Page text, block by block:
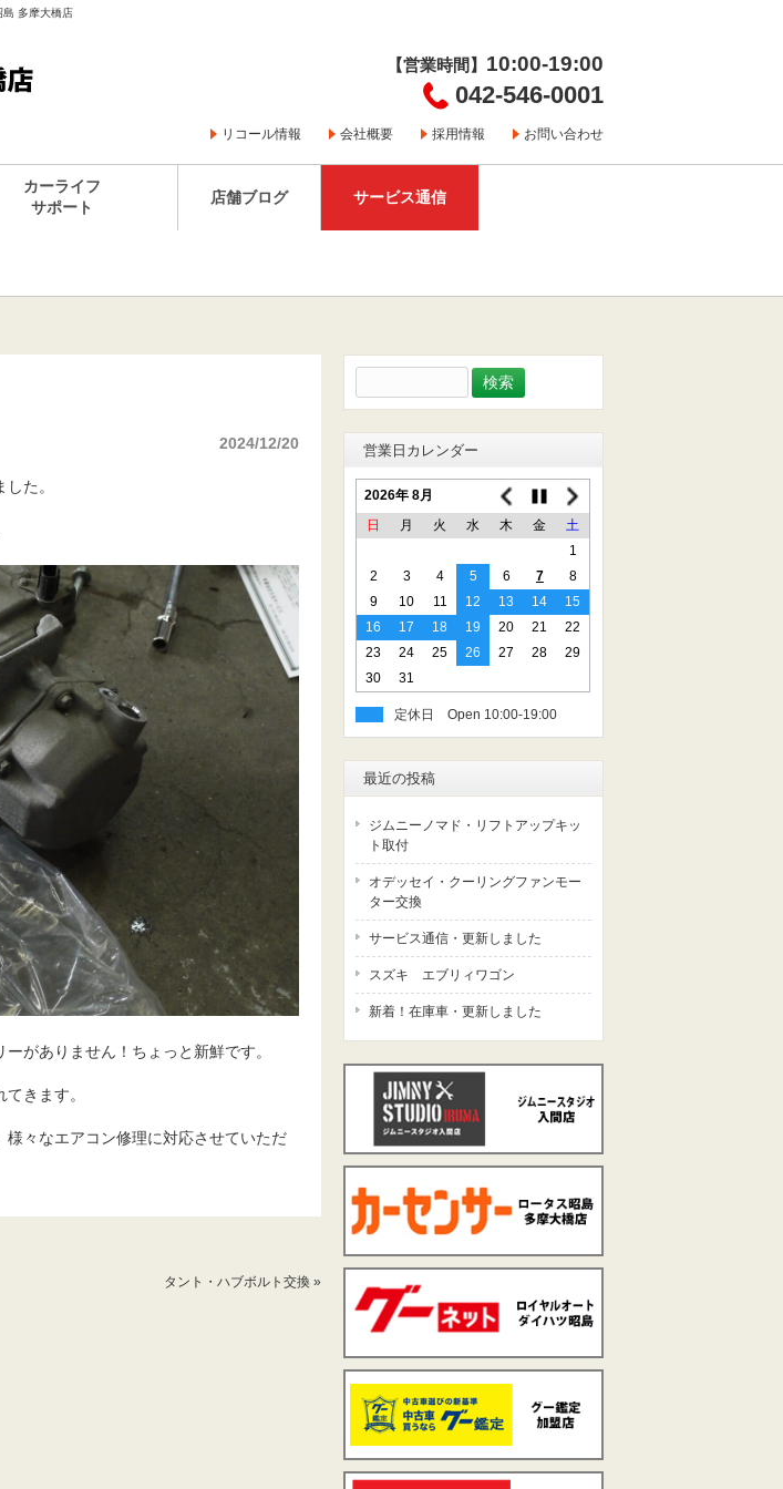
多摩大橋店
【営業時間】 10:00-19:00
042-546-0001
リコール情報 会社概要 採用情報 お問い合わせ
カーライフ
サポート
店舗ブログ サービス通信
2024/12/20
た。
がありません！ちょっと新鮮です。
きます。
々なエアコン修理に対応させていただ
タント・ハブボルト交換 »
索:
営業日カレンダー
2026年 8月
日
月 火 水 木 金
土
1
2
3 4 5 6 7
8
9
10 11 12 13 14
15
16
17 18 19 20 21
22
23
24 25 26 27 28
29
30
31
定休日
最近の投稿
ジムニーノマド・リフトアップキッ
ト取付
オデッセイ・クーリングファンモー
ター交換
サービス通信・更新しました
スズキ エブリィワゴン
新着！在庫車・更新しました